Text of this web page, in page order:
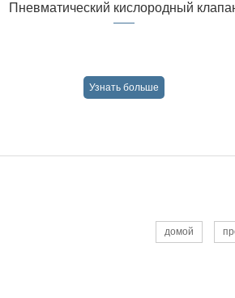
Пневматический кислородный
Узнать больше
домой